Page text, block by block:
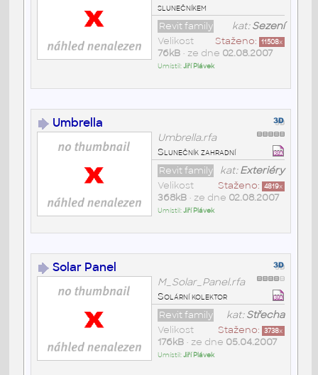
slunečníkem
kat:Sezení
Revit family
Staženo: 11508x
Velikost
76kB• ze dne 02.08.2007
Umístil:Jiří Plávek
Umbrella
Umbrella.rfa
Slunečník zahradní
kat:Exteriéry
Revit family
Staženo: 4819x
Velikost
368kB• ze dne 02.08.2007
Umístil:Jiří Plávek
Solar Panel
M_Solar_Panel.rfa
Solární kolektor
kat:Střecha
Revit family
Staženo: 3738x
Velikost
176kB• ze dne 05.04.2007
Umístil:Jiří Plávek